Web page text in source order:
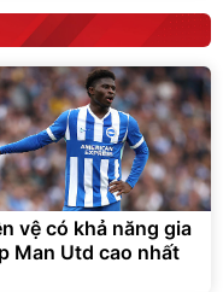
vệ có khả năng gia
Man Utd cao nhất